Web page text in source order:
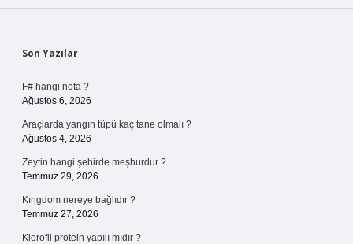
Sidebar
Son Yazılar
F# hangi nota ?
Ağustos 6, 2026
Araçlarda yangın tüpü kaç tane olmalı ?
Ağustos 4, 2026
Zeytin hangi şehirde meşhurdur ?
Temmuz 29, 2026
Kıngdom nereye bağlıdır ?
Temmuz 27, 2026
Klorofil protein yapılı mıdır ?